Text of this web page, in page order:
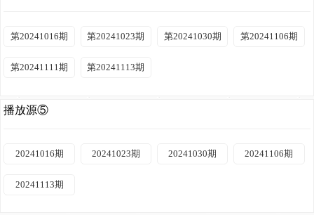
第20241016期 第20241023期 第20241030期 第20241106期
第20241111期 第20241113期
播放源⑤
20241016期 20241023期 20241030期 20241106期
20241113期